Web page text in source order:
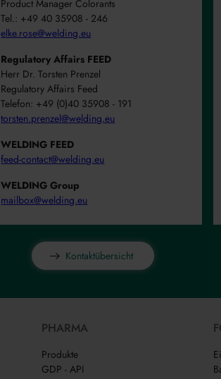
Product Manager Colorants
Tel.: +49 40 35908 - 246
elke.rose@welding.eu
Regulatory Affairs FEED
Herr Dr. Torsten Prenzel
Regulatory Affairs Feed
Telefon: +49 (0)40 35908 - 191
torsten.prenzel@welding.eu
WELDING FEED
feed-contact@welding.eu
WELDING Group
mailbox@welding.eu
Kontaktübersicht
PHARMA
Produkte
GDP - API